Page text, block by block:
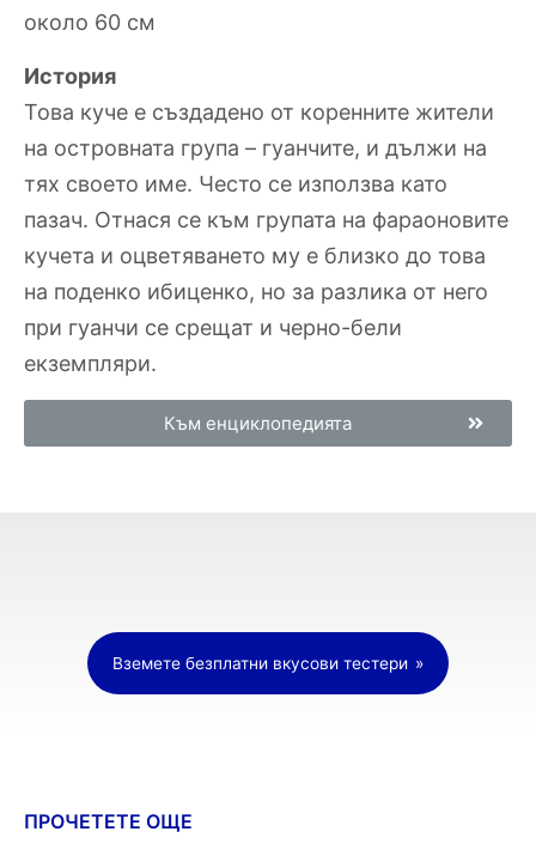
около 60 см
История
Това куче е създадено от коренните жители
на островната група – гуанчите, и дължи на
тях своето име. Често се използва като
пазач. Отнася се към групата на фараоновите
кучета и оцветяването му е близко до това
на поденко ибиценко, но за разлика от него
при гуанчи се срещат и черно-бели
екземпляри.
Към енциклопедията
Вземете безплатни вкусови тестери
ПРОЧЕТЕТЕ ОЩЕ